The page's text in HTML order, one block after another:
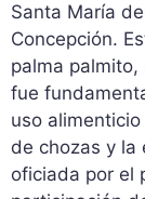
Santa María
Concepción.
palma
fue
uso
de chozas y la
oficiada por el